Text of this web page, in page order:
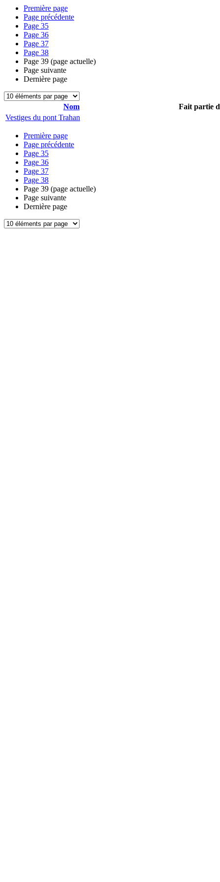
Première page
Page précédente
Page 35
Page 36
Page 37
Page 38
Page 39 (page actuelle)
Page suivante
Dernière page
Nom
Fait partie
Vestiges du pont Trahan
Première page
Page précédente
Page 35
Page 36
Page 37
Page 38
Page 39 (page actuelle)
Page suivante
Dernière page